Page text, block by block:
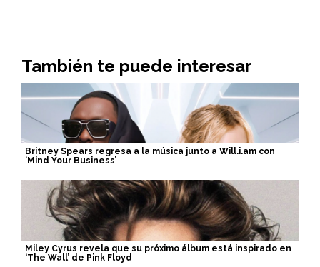
También te puede interesar
Britney Spears regresa a la música junto a Will.i.am con
‘Mind Your Business’
Miley Cyrus revela que su próximo álbum está inspirado en
‘The Wall’ de Pink Floyd